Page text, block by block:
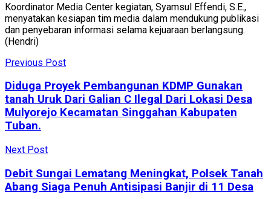
Koordinator Media Center kegiatan, Syamsul Effendi, S.E.,
menyatakan kesiapan tim media dalam mendukung publikasi
dan penyebaran informasi selama kejuaraan berlangsung.
(Hendri)
Previous Post
Diduga Proyek Pembangunan KDMP Gunakan
tanah Uruk Dari Galian C Ilegal Dari Lokasi Desa
Mulyorejo Kecamatan Singgahan Kabupaten
Tuban.
Next Post
Debit Sungai Lematang Meningkat, Polsek Tanah
Abang Siaga Penuh Antisipasi Banjir di 11 Desa